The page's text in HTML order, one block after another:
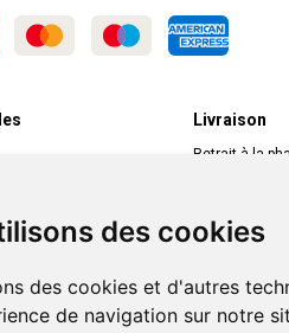
des cookies
des cookies et d'autres
de navigation sur notre
Livraison
Retrait à la
Livraison